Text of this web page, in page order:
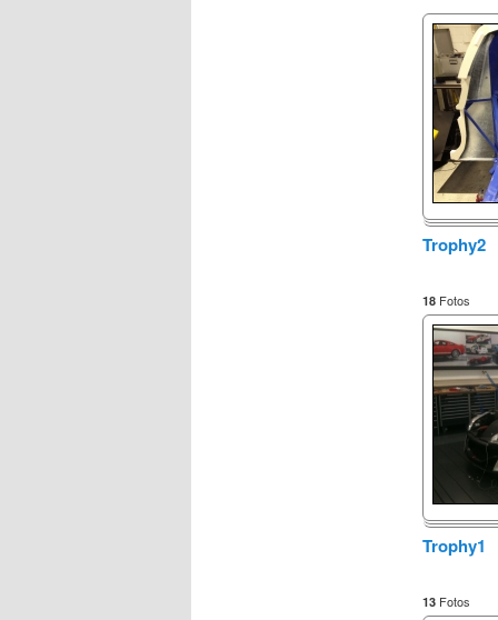
Trophy2
18Fotos
Trophy1
13Fotos